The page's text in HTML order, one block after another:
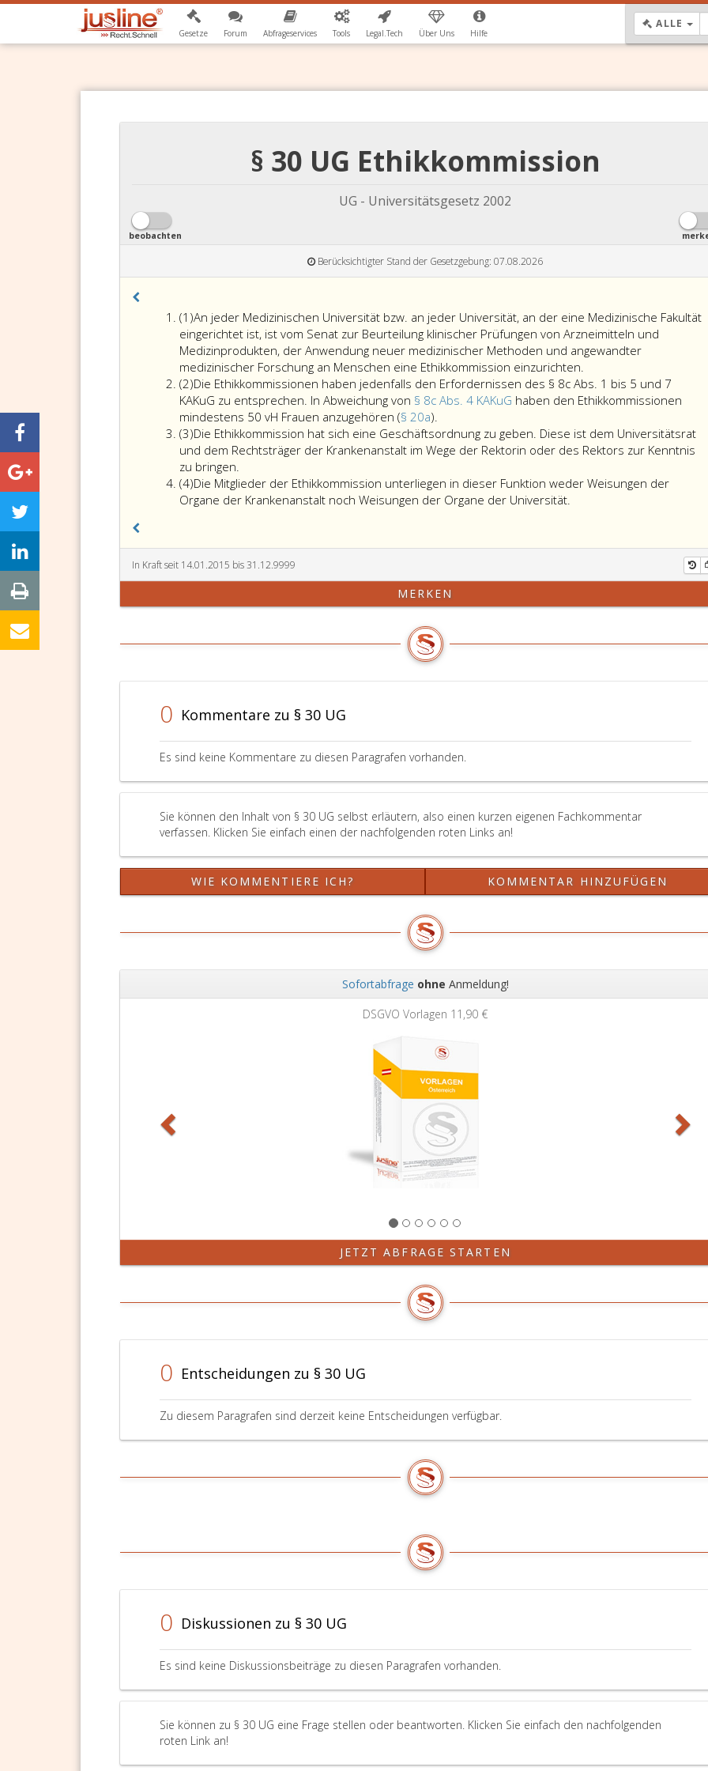
Gesetze Forum Abfrageservices Tools Legal.Tech Über Uns Hilfe
ALLE
§ 30 UG Ethikkommission
UG - Universitätsgesetz 2002
beobachten
Berücksichtigter Stand der Gesetzgebung: 07.08.2026
(1)Absatz
eins
An jeder Medizinischen Universität bzw. an jeder Universität, an der eine Medizinische Fakultät
eingerichtet ist, ist vom Senat zur Beurteilung klinischer Prüfungen von Arzneimitteln und
Medizinprodukten, der Anwendung neuer medizinischer Methoden und angewandter
medizinischer Forschung an Menschen eine Ethikkommission einzurichten.
(2)Absatz
2
Die Ethikkommissionen haben jedenfalls den Erfordernissen des § 8c Abs. 1 bis 5 und 7
KAKuG zu entsprechen. In Abweichung von § 8c Abs. 4 KAKuG haben den Ethikkommissionen
mindestens 50 vH Frauen anzugehören (§ 20a).
Ethikkommissionen
haben
den
Erfordernissen
8
Absatz
eins
5
und
7
KAKuG
von
Paragraph
8
c,
Absatz
KAKuG
den
mindestens
50 vH
anzugehören
(Paragraph
20
(3)Absatz
3
Die Ethikkommission hat sich eine Geschäftsordnung zu geben. Diese ist dem Universitätsrat
und dem Rechtsträger der Krankenanstalt im Wege der Rektorin oder des Rektors zur Kenntnis
zu bringen.
(4)Absatz
4
Die Mitglieder der Ethikkommission unterliegen in dieser Funktion weder Weisungen der
Organe der Krankenanstalt noch Weisungen der Organe der Universität.
In Kraft seit 14.01.2015 bis 31.12.9999
MERKEN
0 Kommentare zu § 30 UG
Es sind keine Kommentare zu diesen Paragrafen vorhanden.
Sie können den Inhalt von § 30 UG selbst erläutern, also einen kurzen eigenen Fachkommentar
verfassen. Klicken Sie einfach einen der nachfolgenden roten Links an!
WIE KOMMENTIERE ICH? KOMMENTAR HINZUFÜGEN
Sofortabfrage ohne Anmeldung!
DSGVO Vorlagen 11,90 €
JETZT ABFRAGE STARTEN
0 Entscheidungen zu § 30 UG
Zu diesem Paragrafen sind derzeit keine Entscheidungen verfügbar.
0 Diskussionen zu § 30 UG
Es sind keine Diskussionsbeiträge zu diesen Paragrafen vorhanden.
Sie können zu § 30 UG eine Frage stellen oder beantworten. Klicken Sie einfach den nachfolgenden
roten Link an!